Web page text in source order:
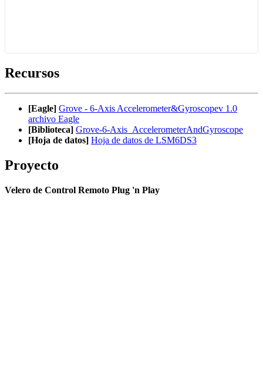
Recursos
[Eagle] Grove - 6-Axis Accelerometer&Gyroscopev 1.0
archivo Eagle
[Biblioteca] Grove-6-Axis_AccelerometerAndGyroscope
[Hoja de datos] Hoja de datos de LSM6DS3
Proyecto
Velero de Control Remoto Plug 'n Play